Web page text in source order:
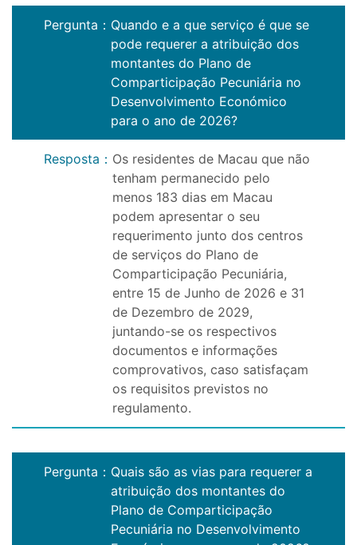
Pergunta ： Quando e a que serviço é que se
pode requerer a atribuição dos
montantes do Plano de
Comparticipação Pecuniária no
Desenvolvimento Económico
para o ano de 2026?
Resposta ： Os residentes de Macau que não
tenham permanecido pelo
menos 183 dias em Macau
podem apresentar o seu
requerimento junto dos centros
de serviços do Plano de
Comparticipação Pecuniária,
entre 15 de Junho de 2026 e 31
de Dezembro de 2029,
juntando-se os respectivos
documentos e informações
comprovativos, caso satisfaçam
os requisitos previstos no
regulamento.
Pergunta ： Quais são as vias para requerer a
atribuição dos montantes do
Plano de Comparticipação
Pecuniária no Desenvolvimento